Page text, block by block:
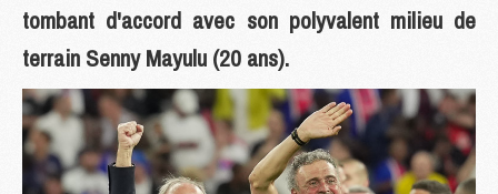
tombant d'accord avec son polyvalent milieu de
terrain Senny Mayulu (20 ans).